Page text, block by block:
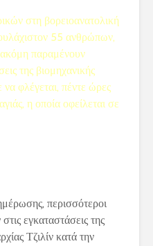
στη βορειοανατολική
55 ανθρώπων,
ακόμη παραμένουν
της βιομηχανικής
φλέγεται, πέντε ώρες
η οποία οφείλεται σε
περισσότεροι
εγκαταστάσεις της
Τζιλίν κατά την